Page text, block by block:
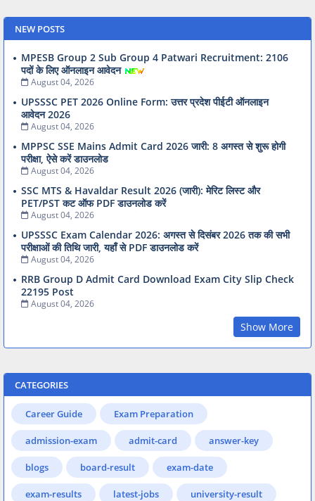
NEW POSTS
MPESB Group 2 Sub Group 4 Patwari Recruitment: 2106
पदों के लिए ऑनलाइन आवेदन
August 04, 2026
UPSSSC PET 2026 Online Form: उत्तर प्रदेश पीईटी ऑनलाइन
आवेदन 2026
August 04, 2026
MPPSC SSE Mains Admit Card 2026 जारी: 8 अगस्त से शुरू होगी
परीक्षा, ऐसे करें डाउनलोड
August 04, 2026
SSC MTS & Havaldar Result 2026 (जारी): मेरिट लिस्ट और
PET/PST कट ऑफ PDF डाउनलोड करें
August 04, 2026
UPSSSC Exam Calendar 2026: अगस्त से दिसंबर 2026 तक की सभी
परीक्षाओं की तिथि जारी, यहाँ से PDF डाउनलोड करें
August 04, 2026
RRB Group D Admit Card Download Exam City Slip Check
22195 Post
August 04, 2026
Show More
CATEGORIES
Career Guide Exam Preparation
admission-exam admit-card answer-key
blogs board-result exam-date
exam-results latest-jobs university-result